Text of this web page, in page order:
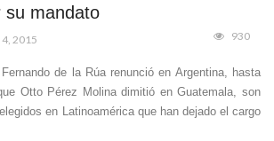
su mandato
2015 930
de la Rúa renunció en Argentina, hasta
Otto Pérez Molina dimitió en Guatemala, son
en Latinoamérica que han dejado el cargo